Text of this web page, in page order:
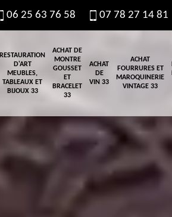
06 25 63 76 58 07 78 27 14 81
RESTAURATION
D'ART
MEUBLES,
TABLEAUX ET
BIJOUX 33
ACHAT DE
MONTRE
GOUSSET
ET
BRACELET
33
ACHAT
DE
VIN 33
ACHAT
FOURRURES ET
MAROQUINERIE
VINTAGE 33